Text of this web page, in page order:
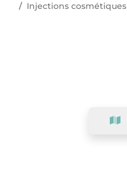
Injections cosmétiques